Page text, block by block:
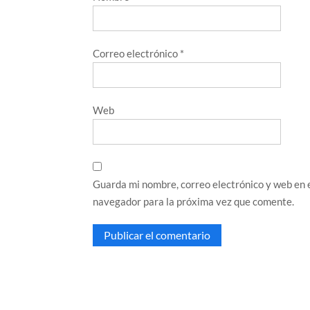
Correo electrónico *
Web
Guarda mi nombre, correo electrónico y web en
navegador para la próxima vez que comente.